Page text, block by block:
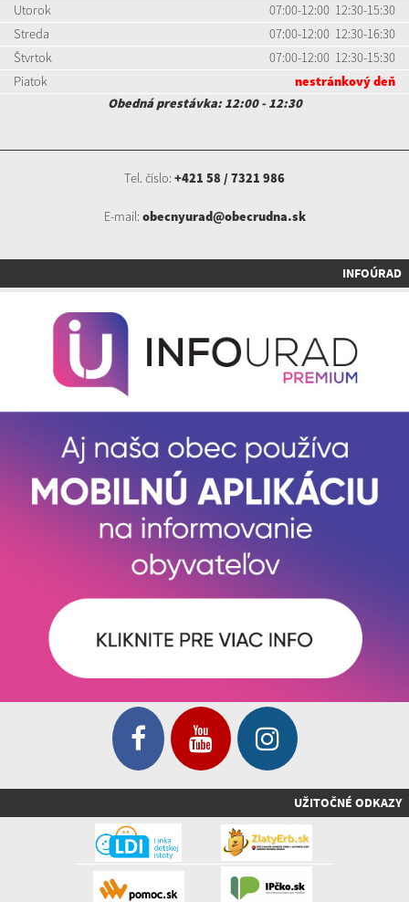
Utorok
07:00-12:00 12:30-15:30
Streda
07:00-12:00 12:30-16:30
Štvrtok
07:00-12:00 12:30-15:30
Piatok
nestránkový deň
Obedná prestávka: 12:00 - 12:30
Tel. číslo: +421 58 / 7321 986
E-mail: obecnyurad@obecrudna.sk
INFOÚRAD
UŽITOČNÉ ODKAZY